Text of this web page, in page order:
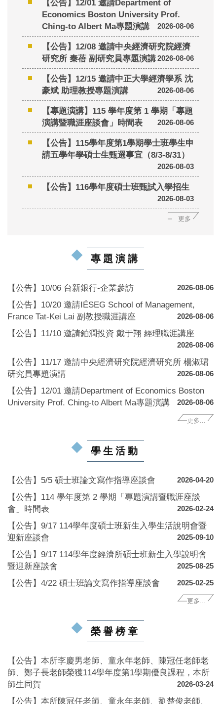
【公告】12/01 邀請Department of
Economics Boston University Prof.
Ching-to Albert Ma專題演講
2026-08-06
【公告】12/08 邀請中央經濟研究院經濟
研究所 秦蓓 副研究員專題演講2026-08-06
【公告】12/15 邀請中正大學經濟學系 沈
豪斌 助理教授專題演講
2026-08-06
【專題演講】115 學年度第 1 學期「專題
演講暨職涯座談會」時間表
2026-08-06
【公告】115學年度第1學期學士班學生申
請五學年學碩士生甄選事宜（8/3-8/31）
2026-08-03
【公告】116學年度碩士班甄試入學招生
2026-08-03
更多
專題演講
【公告】10/06 台新銀行-企業參訪 2026-08-06
【公告】10/20 邀請IÉSEG School of Management,
France Tat-Kei Lai 副教授職涯講座
2026-08-06
【公告】11/10 邀請鉑潤投資 戴于翔 經理職涯講座
2026-08-06
【公告】11/17 邀請中央經濟研究院經濟研究所 楊淑珺
研究員專題演講
2026-08-06
【公告】12/01 邀請Department of Economics Boston
University Prof. Ching-to Albert Ma專題演講
2026-08-06
更多...
學生活動
【公告】5/5 碩士班論文寫作指導座談會 2026-04-20
【公告】114 學年度第 2 學期「專題演講暨職涯座談
會」時間表
2026-02-24
【公告】9/17 114學年度碩士班新生入學生活說明會暨
迎新座談會
2025-09-10
【公告】9/17 114學年度經濟所碩士班新生入學說明會
暨迎新座談會
2025-08-25
【公告】4/22 碩士班論文寫作指導座談會 2025-02-25
更多...
榮譽榜章
【公告】本所李慶男老師、童永年老師、陳冠任老師老
師、鄭子長老師榮獲114學年度第1學期優良課程，本所
師生同賀
2026-03-24
【公告】本所陳冠任老師、童永年老師、劉楚俊老師、